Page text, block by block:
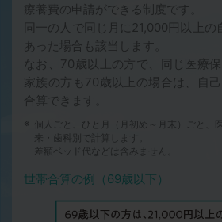
療養費の申請ができる制度です。
同一の人で同じ月に21,000円以上
あった場合も該当します。
なお、70歳以上の方で、同じ医療保
家族の方も70歳以上の場合は、自
合算できます。
※
個人ごと、ひと月（月初め～月末）ごと、
来・歯科別で計算します。
差額ベッド代などは含みません。
世帯合算の例（69歳以下）